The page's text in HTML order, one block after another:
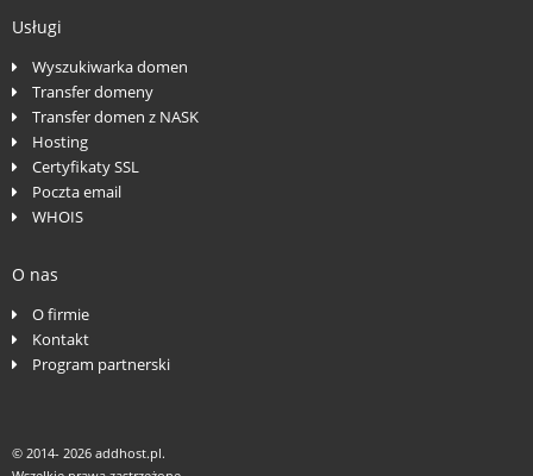
Usługi
Wyszukiwarka domen
Transfer domeny
Transfer domen z NASK
Hosting
Certyfikaty SSL
Poczta email
WHOIS
O nas
O firmie
Kontakt
Program partnerski
© 2014- 2026 addhost.pl.